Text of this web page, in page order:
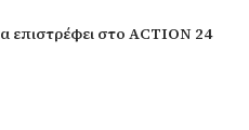
επιστρέφει στο ACTION 24